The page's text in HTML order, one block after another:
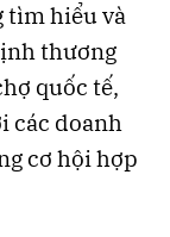
tìm hiểu và
thương
quốc tế,
các doanh
cơ hội hợp